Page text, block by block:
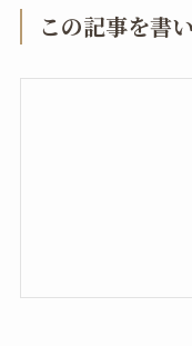
この記事を書